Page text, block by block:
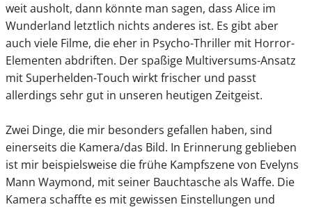
weit ausholt, dann könnte man sagen, dass Alice im
Wunderland letztlich nichts anderes ist. Es gibt aber
auch viele Filme, die eher in Psycho-Thriller mit Horror-
Elementen abdriften. Der spaßige Multiversums-Ansatz
mit Superhelden-Touch wirkt frischer und passt
allerdings sehr gut in unseren heutigen Zeitgeist.
Zwei Dinge, die mir besonders gefallen haben, sind
einerseits die Kamera/das Bild. In Erinnerung geblieben
ist mir beispielsweise die frühe Kampfszene von Evelyns
Mann Waymond, mit seiner Bauchtasche als Waffe. Die
Kamera schaffte es mit gewissen Einstellungen und